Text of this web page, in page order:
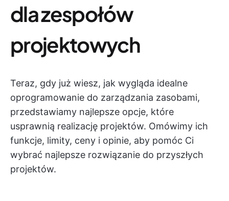
dla zespołów
projektowych
Teraz, gdy już wiesz, jak wygląda idealne
oprogramowanie do zarządzania zasobami,
przedstawiamy najlepsze opcje, które
usprawnią realizację projektów. Omówimy ich
funkcje, limity, ceny i opinie, aby pomóc Ci
wybrać najlepsze rozwiązanie do przyszłych
projektów.